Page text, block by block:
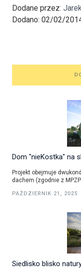
Dodane przez:
Dodano: 02/02/
Dom "nieKostka" na
Projekt obejmuje
dachem (zgodnie z
PAŹDZIERNIK 21, 2025
Siedlisko blisko